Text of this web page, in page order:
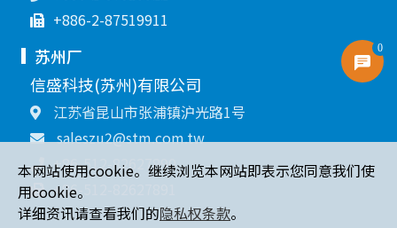
+886-2-87519911
苏州厂
信盛科技(苏州)有限公司
江苏省昆山市张浦镇沪光路1号
saleszu2@stm.com.tw
+86-512-82627890
+86-512-82627891
本网站使用cookie。继续浏览本网站即表示您同意我们使
用cookie。
详细资讯请查看我们的隐私权条款。
0